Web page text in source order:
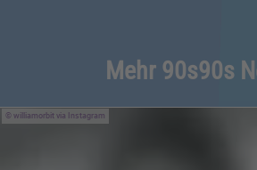
Mehr 90s90s
williamorbit via Instagram